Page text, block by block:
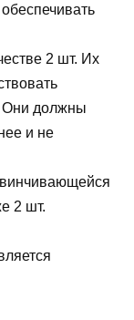
2 шт. Их
Они должны
и не
2 шт.